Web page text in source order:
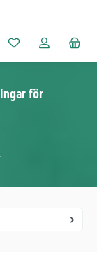
Du har 0 objekt i
för